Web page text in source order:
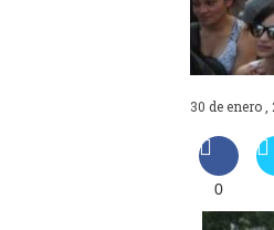
30 de enero ,
0